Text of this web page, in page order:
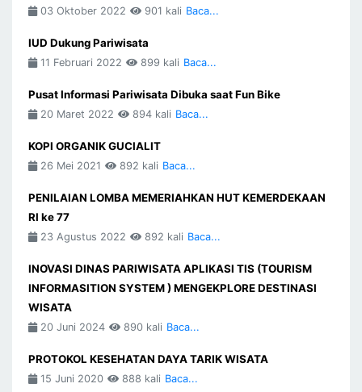
03 Oktober 2022 901 kali Baca...
IUD Dukung Pariwisata
11 Februari 2022 899 kali Baca...
Pusat Informasi Pariwisata Dibuka saat Fun Bike
20 Maret 2022 894 kali Baca...
KOPI ORGANIK GUCIALIT
26 Mei 2021 892 kali Baca...
PENILAIAN LOMBA MEMERIAHKAN HUT KEMERDEKAAN
RI ke 77
23 Agustus 2022 892 kali Baca...
INOVASI DINAS PARIWISATA APLIKASI TIS (TOURISM
INFORMASITION SYSTEM ) MENGEKPLORE DESTINASI
WISATA
20 Juni 2024 890 kali Baca...
PROTOKOL KESEHATAN DAYA TARIK WISATA
15 Juni 2020 888 kali Baca...